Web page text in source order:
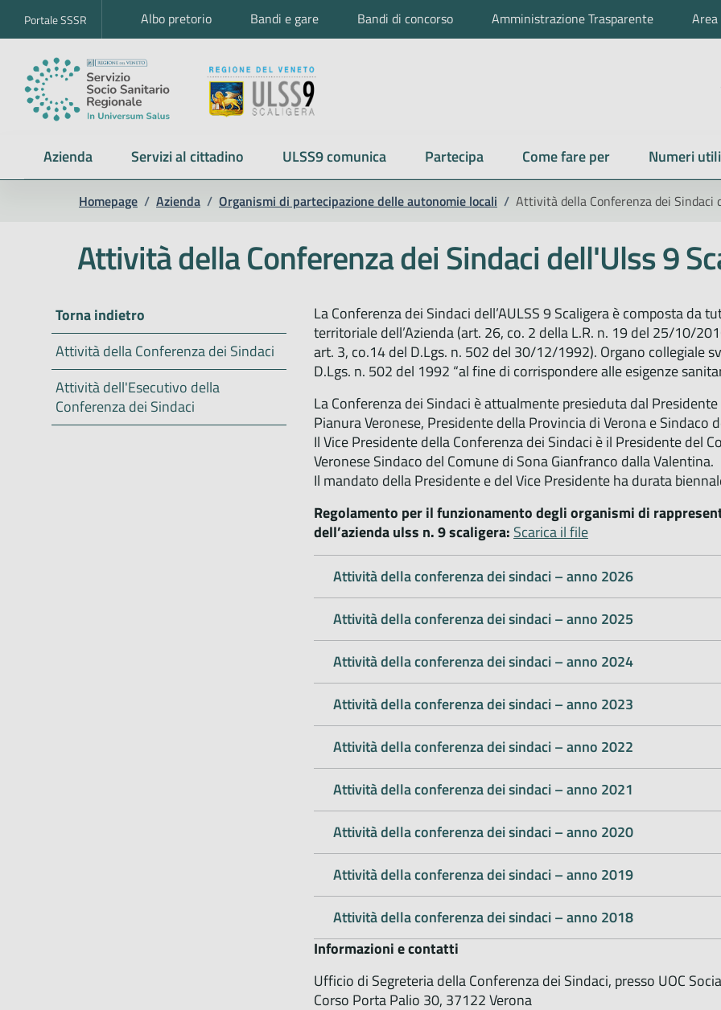
Portale SSSR Albo pretorio Bandi e gare Bandi di concorso Amministrazione Trasparente
Azienda Servizi al cittadino ULSS9 comunica Partecipa Come fare per Numeri utili
Homepage / Azienda / Organismi di partecipazione delle autonomie locali / Attività della Conferenza dei Sindaci
Attività della Conferenza dei Sindaci dell'Ulss 9
Torna indietro
Attività della Conferenza dei Sindaci
Attività dell'Esecutivo della
Conferenza dei Sindaci
La Conferenza dei Sindaci dell’AULSS 9 Scaligera è composta da
territoriale dell’Azienda (art. 26, co. 2 della L.R. n. 19 del 25/10/
art. 3, co.14 del D.Lgs. n. 502 del 30/12/1992). Organo collegiale
D.Lgs. n. 502 del 1992 “al fine di corrispondere alle esigenze
La Conferenza dei Sindaci è attualmente presieduta dal
Pianura Veronese, Presidente della Provincia di Verona e Sindaco
Il Vice Presidente della Conferenza dei Sindaci è il Presidente del
Veronese Sindaco del Comune di Sona Gianfranco dalla Valentina.
Il mandato della Presidente e del Vice Presidente ha durata
Regolamento per il funzionamento degli organismi di
dell’azienda ulss n. 9 scaligera: Scarica il file
Attività della conferenza dei sindaci – anno 2026
Attività della conferenza dei sindaci – anno 2025
Attività della conferenza dei sindaci – anno 2024
Attività della conferenza dei sindaci – anno 2023
Attività della conferenza dei sindaci – anno 2022
Attività della conferenza dei sindaci – anno 2021
Attività della conferenza dei sindaci – anno 2020
Attività della conferenza dei sindaci – anno 2019
Attività della conferenza dei sindaci – anno 2018
Informazioni e contatti
Ufficio di Segreteria della Conferenza dei Sindaci, presso UOC
Corso Porta Palio 30, 37122 Verona